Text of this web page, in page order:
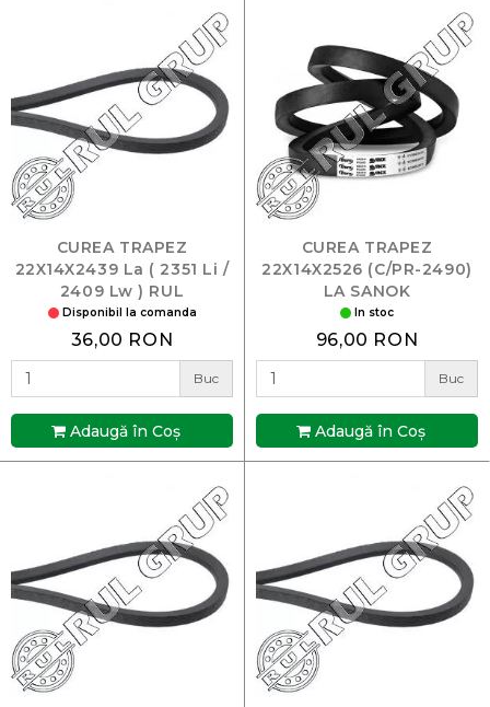
CUREA TRAPEZ
22X14X2439 La ( 2351 Li /
2409 Lw ) RUL
Disponibil la comanda
36,00 RON
Buc
Adaugă în Coş
CUREA TRAPEZ
22X14X2526 (C/PR-2490)
LA SANOK
In stoc
96,00 RON
Buc
Adaugă în Coş